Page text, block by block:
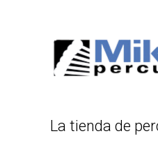
La tienda de